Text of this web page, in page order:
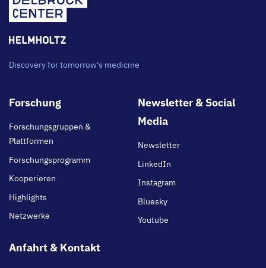
Discovery for tomorrow's medicine
Footer
Forschung
Forschungsgruppen &
Plattformen
Forschungsprogramm
Kooperieren
Highlights
Netzwerke
Newsletter & Social
Media
Newsletter
LinkedIn
Instagram
Bluesky
Youtube
Anfahrt & Kontakt